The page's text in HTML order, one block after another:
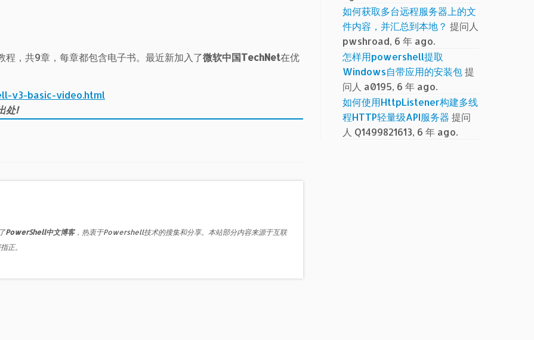
，共9章，每章都包含电子书。最近新加入了微软中国TechNet在优
v3-basic-video.html
处!
PowerShell中文博客，热衷于Powershell技术的搜集和分享。本站部分内容来源于互联
正。
如何获取多台远程服务器上的文
件内容，并汇总到本地？ 提问人
pwshroad, 6 年 ago.
怎样用powershell提取
Windows自带应用的安装包提
问人 a0195, 6 年 ago.
如何使用HttpListener构建多线
程HTTP轻量级API服务器 提问
人 Q1499821613, 6 年 ago.